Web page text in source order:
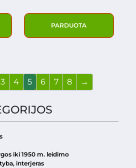
PARDUOTA
3 4 5 6 7 8 →
iki 1950 m. leidimo
interjeras